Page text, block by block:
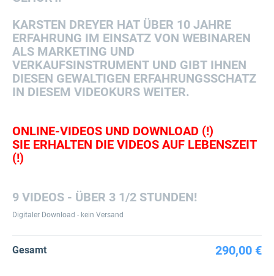
KARSTEN DREYER HAT ÜBER 10 JAHRE
ERFAHRUNG IM EINSATZ VON WEBINAREN
ALS MARKETING UND
VERKAUFSINSTRUMENT UND GIBT IHNEN
DIESEN GEWALTIGEN ERFAHRUNGSSCHATZ
IN DIESEM VIDEOKURS WEITER.
ONLINE-VIDEOS UND DOWNLOAD (!)
SIE ERHALTEN DIE VIDEOS AUF LEBENSZEIT
(!)
9 VIDEOS - ÜBER 3 1/2 STUNDEN!
Digitaler Download - kein Versand
Gesamt 290,00 €